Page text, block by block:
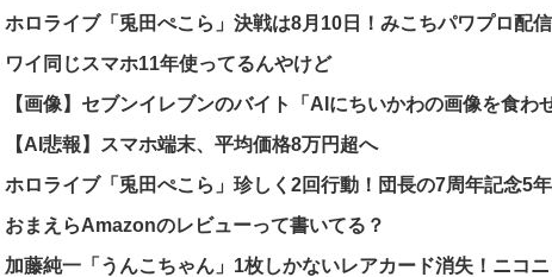
ホロライブ「兎田ぺこら」決戦は8月10日！みこちパワプロ配
ワイ同じスマホ11年使ってるんやけど
【画像】セブンイレブンのバイト「AIにちいかわの画像を食
【AI悲報】スマホ端末、平均価格8万円超へ
ホロライブ「兎田ぺこら」珍しく2回行動！団長の7周年記念5
おまえらAmazonのレビューって書いてる？
加藤純一「うんこちゃん」1枚しかないレアカード消失！ニコ